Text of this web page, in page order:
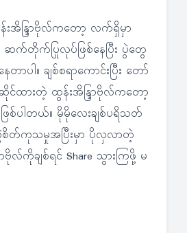
အိန္ဒြာဗိုလ်ကတော့ လက်ရှိမှာ
တိုက်ပြုလုပ်ဖြစ်နေပြီး ပွဲတွေ
ာပါ။ ချစ်စရာကောင်းပြီး တော်
ထားတဲ့ ထွန်းအိန္ဒြာဗိုလ်ကတော့
ဖြစ်ပါတယ်။ မိုမိုလေးချစ်ပရိသတ်
တ်ကုသမှုအပြီးမှာ ပိုလှလာတဲ့
လ်ကိုချစ်ရင် Share သွားကြဖို့ မ